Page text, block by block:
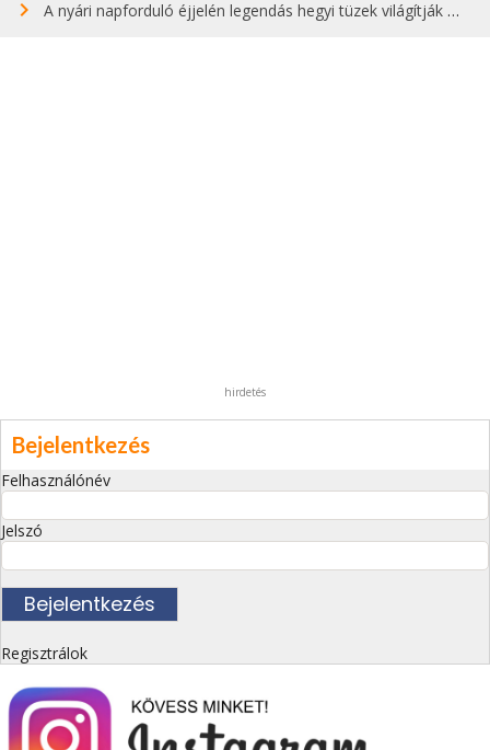
A nyári napforduló éjjelén legendás hegyi tüzek világítják meg Zugspitzét
hirdetés
Bejelentkezés
Felhasználónév
Jelszó
Regisztrálok